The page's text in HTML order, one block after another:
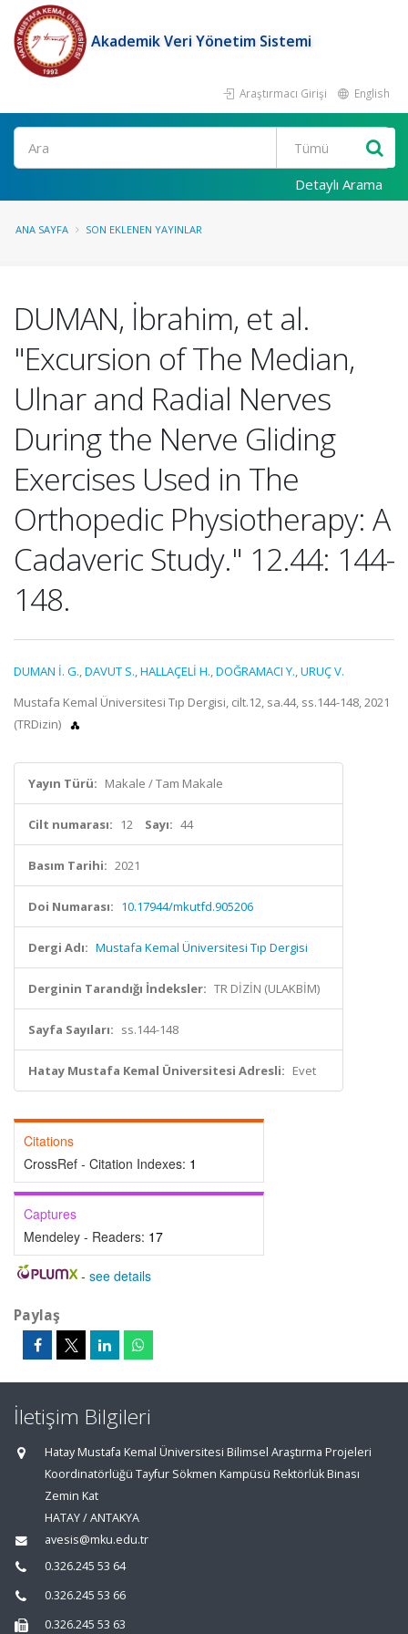
Akademik Veri Yönetim Sistemi
Araştırmacı Girişi English
Ara
Detaylı Arama
ANA SAYFA SON EKLENEN YAYINLAR
DUMAN, İbrahim, et al.
"Excursion of The Median,
Ulnar and Radial Nerves
During the Nerve Gliding
Exercises Used in The
Orthopedic Physiotherapy: A
Cadaveric Study." 12.44: 144-
148.
DUMAN İ. G.,DAVUT S.,HALLAÇELİ H.,DOĞRAMACI Y.,URUÇ V.
Mustafa Kemal Üniversitesi Tıp Dergisi, cilt.12, sa.44, ss.144-148, 2021
(TRDizin)
Yayın Türü: Makale / Tam Makale
Cilt numarası: 12 Sayı: 44
Basım Tarihi: 2021
Doi Numarası: 10.17944/mkutfd.905206
Dergi Adı: Mustafa Kemal Üniversitesi Tıp Dergisi
Derginin Tarandığı İndeksler: TR DİZİN (ULAKBİM)
Sayfa Sayıları: ss.144-148
Hatay Mustafa Kemal Üniversitesi Adresli: Evet
Citations
CrossRef - Citation Indexes: 1
Captures
Mendeley - Readers: 17
- see details
Paylaş
İletişim Bilgileri
Hatay Mustafa Kemal Üniversitesi Bilimsel Araştırma Projeleri
Koordinatörlüğü Tayfur Sökmen Kampüsü Rektörlük Binası
Zemin Kat
HATAY / ANTAKYA
avesis@mku.edu.tr
0.326.245 53 64
0.326.245 53 66
0.326.245 53 63